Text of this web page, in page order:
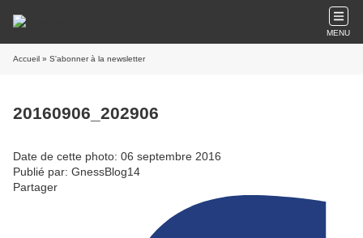
MENU
Accueil » S'abonner à la newsletter
20160906_202906
Date de cette photo: 06 septembre 2016
Publié par: GnessBlog14
Partager